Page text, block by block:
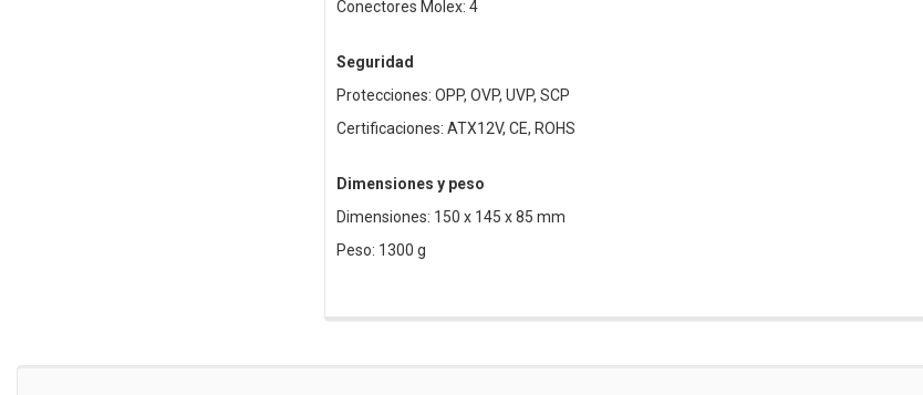
Conectores Molex: 4
Seguridad
Protecciones: OPP, OVP, UVP, SCP
Certificaciones: ATX12V, CE, ROHS
Dimensiones y peso
Dimensiones: 150 x 145 x 85 mm
Peso: 1300 g